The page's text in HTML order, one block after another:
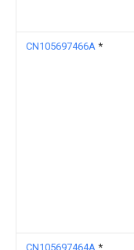
CN105697466A *
CN105697464A *